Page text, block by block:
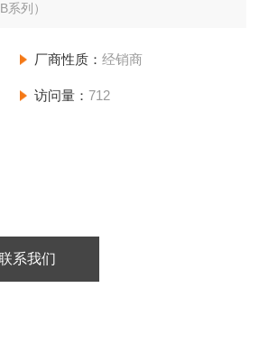
列）
厂商性质： 经销商
访问量： 712
系我们